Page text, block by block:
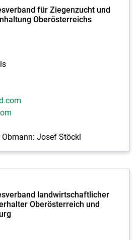
für Ziegenzucht und
Oberösterreichs
Josef Stöckl
landwirtschaftlicher
Oberösterreich und